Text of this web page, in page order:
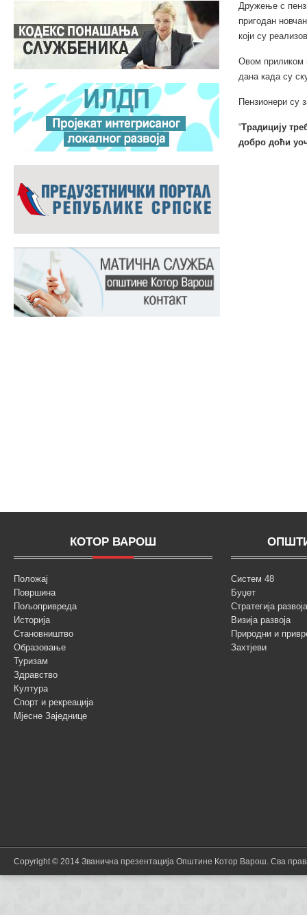
Дружење с
пригодан
који су
Овом приликом
дана када су
Пензионери су
“Традицију
добро доћи
КОТОР ВАРОШ
Положај
Површина
Пољопривреда
Историја
Становништво
Образовање
Туризам
Здравство
Култура
Спорт и рекреација
Мјесне Заједнице
Систем 48
Буџет
Стратегија
Визија развоја
Природни и
Захтјеви
Copyright © 2014 Званична презентација Општине Котор Варош. Сва